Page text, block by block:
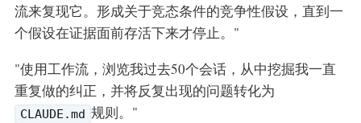
流来复现它。形成关于竞态条件的竞争性假设，直到一
个假设在证据面前存活下来才停止。"
"使用工作流，浏览我过去50个会话，从中挖掘我一直
重复做的纠正，并将反复出现的问题转化为
CLAUDE.md 规则。"